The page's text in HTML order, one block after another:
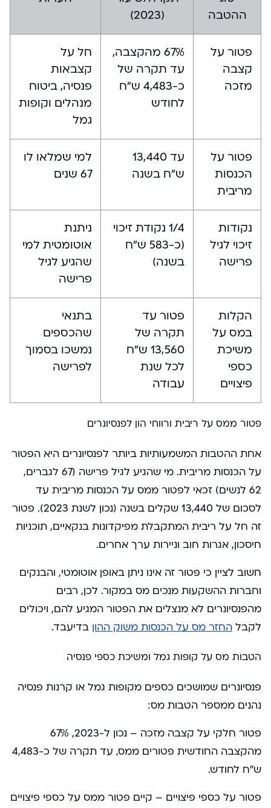
ההטבה
(2023)
פטור על
קצבה
מזכה
67% מהקצבה,
עד תקרה של
כ-4,483 ש”ח
לחודש
חל על
קצבאות
פנסיה, ביטוח
מנהלים וקופות
גמל
פטור על
הכנסות
מריבית
עד 13,440
ש”ח בשנה
למי שמלאו לו
67 שנים
נקודות
זיכוי לגיל
פרישה
1/4 נקודת זיכוי
(כ-583 ש”ח
בשנה)
ניתנת
אוטומטית למי
שהגיע לגיל
פרישה
הקלות
במס על
משיכת
כספי
פיצויים
פטור עד
תקרה של
13,560 ש”ח
לכל שנת
עבודה
בתנאי
שהכספים
נמשכו בסמוך
לפרישה
פטור ממס על ריבית ורווחי הון לפנסיונרים
אחת ההטבות המשמעותיות ביותר לפנסיונרים היא הפטור
על הכנסות מריבית. מי שהגיע לגיל פרישה (67 לגברים,
62 לנשים) זכאי לפטור ממס על הכנסות מריבית עד
לסכום של 13,440 שקלים בשנה (נכון לשנת 2023). פטור
זה חל על ריבית המתקבלת מפיקדונות בנקאיים, תוכניות
חיסכון, אגרות חוב וניירות ערך אחרים.
חשוב לציין כי פטור זה אינו ניתן באופן אוטומטי, והבנקים
וחברות ההשקעות מנכים מס במקור. לכן, רבים
מהפנסיונרים לא מנצלים את הפטור המגיע להם, ויכולים
לקבל החזר מס על הכנסות משוק ההון בדיעבד.
הטבות מס על קופות גמל ומשיכת כספי פנסיה
פנסיונרים שמושכים כספים מקופות גמל או קרנות פנסיה
נהנים ממספר הטבות מס:
פטור חלקי על קצבה מזכה – נכון ל-2023, 67%
מהקצבה החודשית פטורים ממס, עד תקרה של כ-4,483
ש”ח לחודש.
פטור על כספי פיצויים – קיים פטור ממס על כספי פיצויים